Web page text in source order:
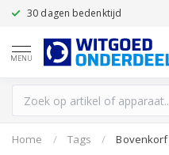
30 dagen bedenktijd
MENU
Home / Tags / Bovenkorf